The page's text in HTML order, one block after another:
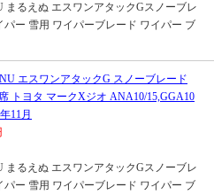
るえぬ エスワンアタックGスノーブレ
パー 雪用 ワイパーブレード ワイパー ブ
エスワンアタックG スノーブレード
トヨタ マークXジオ ANA10/15,GGA10
11月
るえぬ エスワンアタックGスノーブレ
パー 雪用 ワイパーブレード ワイパー ブ